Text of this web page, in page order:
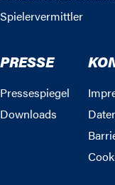
Spielervermittler
PRESSE
Pressespiegel
Downloads